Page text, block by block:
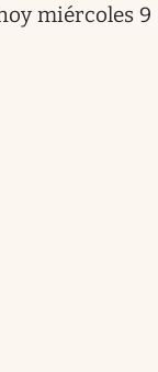
miércoles 9